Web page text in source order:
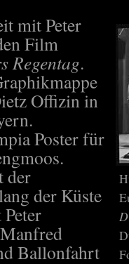
mit Peter
Film
Regentag.
Offizin in
Poster für
der
der Küste
Ballonfahrt